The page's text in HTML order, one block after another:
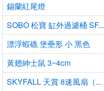
錫蘭紅尾燈
SOBO 松寶 缸外過濾桶 SF...
漂浮蝦礁 堡壘形 小 黑色
黃翅紳士鼠 3~4cm
SKYFALL 天賞 8速風扇（...